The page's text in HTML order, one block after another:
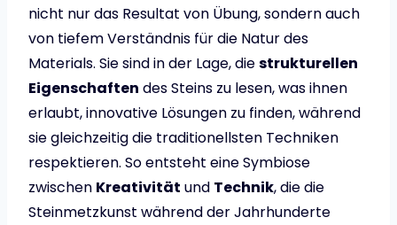
nicht nur das Resultat von Übung, sondern auch
von tiefem Verständnis für die Natur des
Materials. Sie sind in der Lage, diestrukturellen
Eigenschaften des Steins zu lesen, was ihnen
erlaubt, innovative Lösungen zu finden, während
sie gleichzeitig die traditionellsten Techniken
respektieren. So entsteht eine Symbiose
zwischen Kreativität und Technik, die die
Steinmetzkunst während der Jahrhunderte